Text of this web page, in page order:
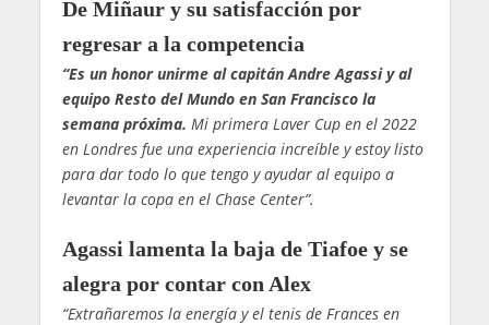
De Miñaur y su satisfacción por
regresar a la competencia
“Es un honor unirme al capitán Andre Agassi y al
equipo Resto del Mundo en San Francisco la
semana próxima. Mi primera Laver Cup en el 2022
en Londres fue una experiencia increíble y estoy listo
para dar todo lo que tengo y ayudar al equipo a
levantar la copa en el Chase Center”.
Agassi lamenta la baja de Tiafoe y se
alegra por contar con Alex
“Extrañaremos la energía y el tenis de Frances en